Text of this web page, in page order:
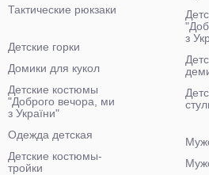
Тактические рюкзаки
з
Детские горки
Домики для кукол
Детские костюмы
"Доброго вечора, ми
з України"
Одежда детская
Детские костюмы-
тройки